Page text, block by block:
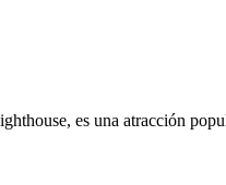
es una atracción